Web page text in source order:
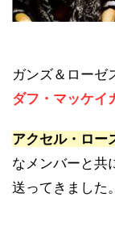
ガンズ＆ローゼ
ダフ・マッケイ
アクセル・ロー
なメンバーと共
送ってきました。